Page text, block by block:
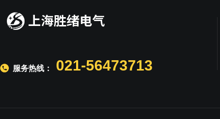
服务热线： 021-56473713